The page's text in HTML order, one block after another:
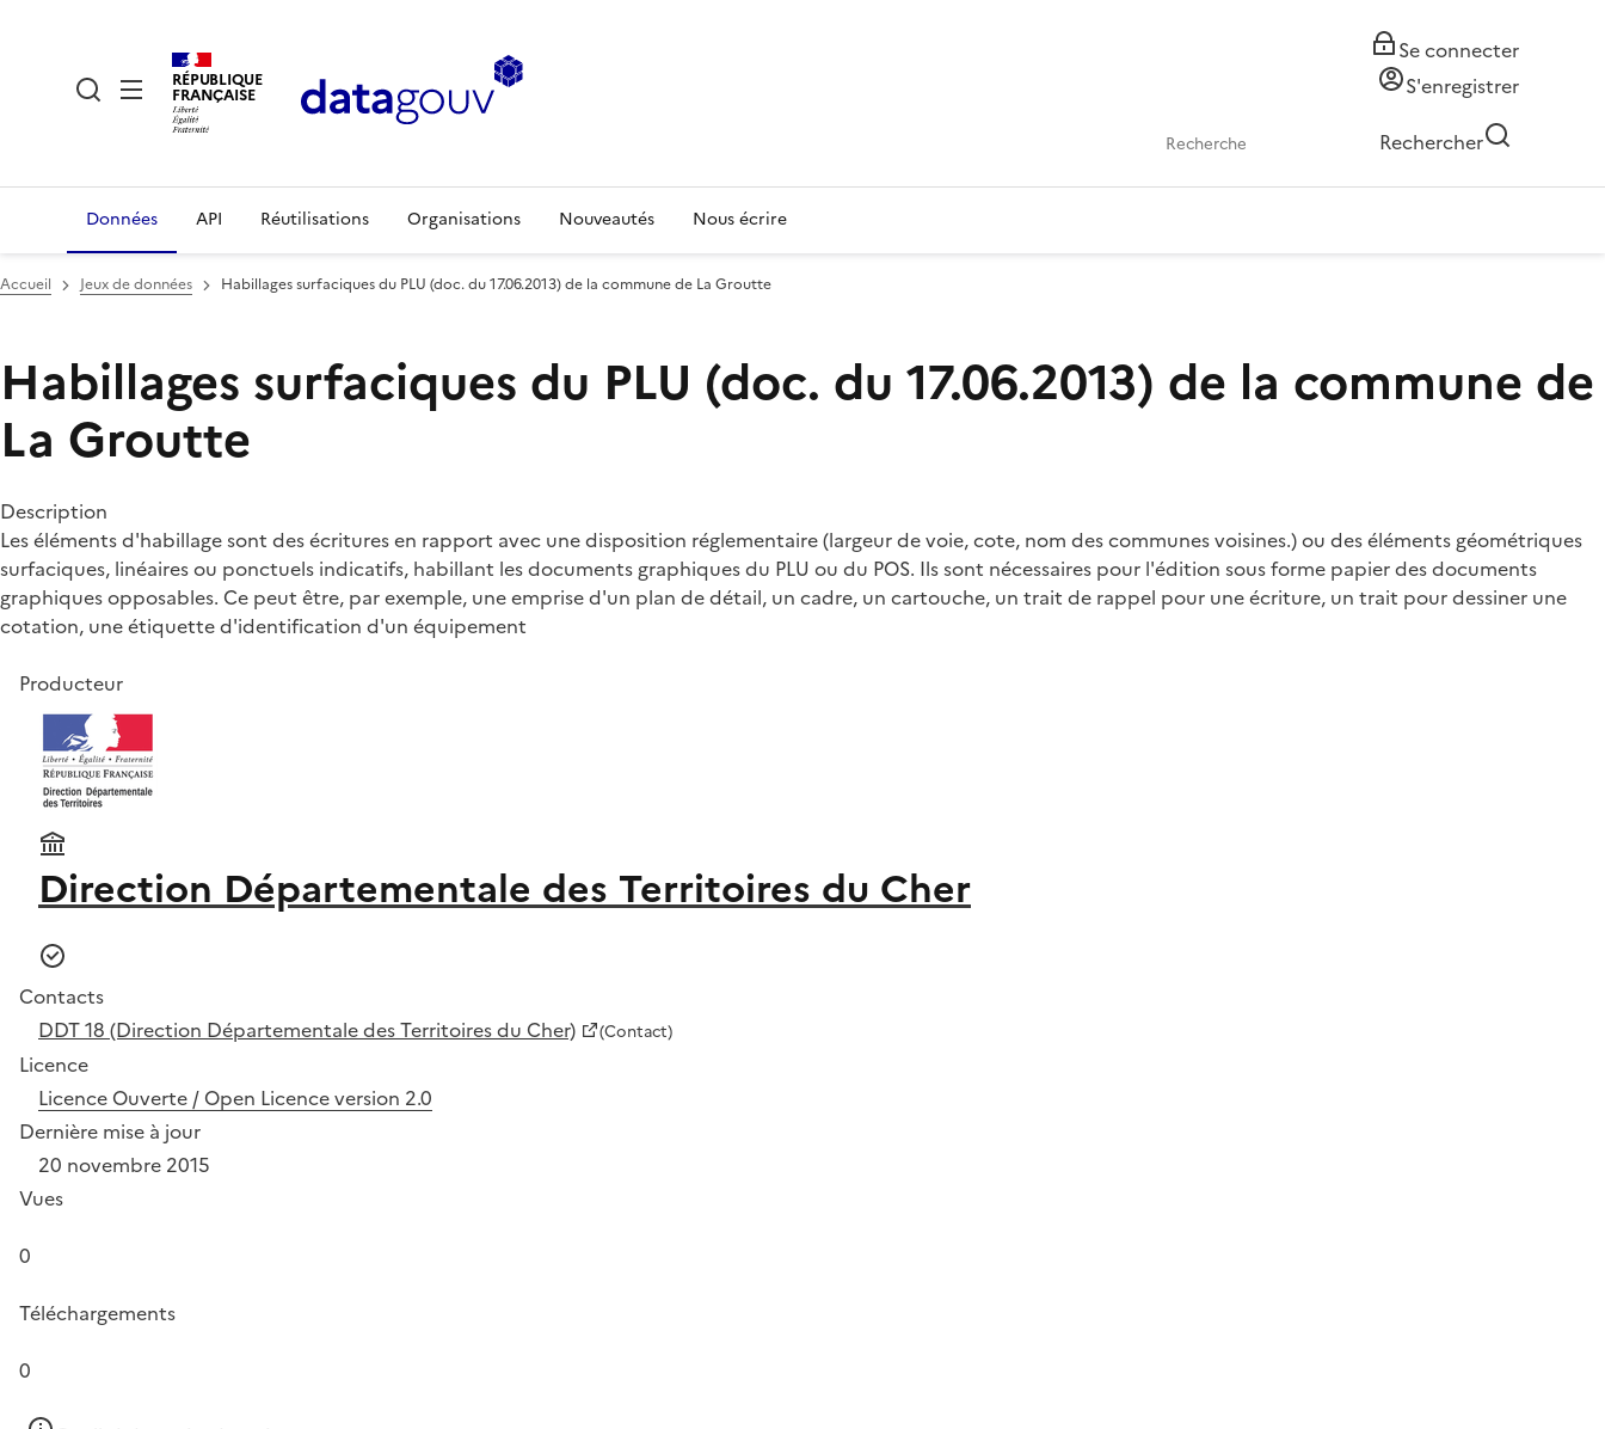
RÉPUBLIQUE
FRANÇAISE
Se connecter
S'enregistrer
Rechercher
Données API Réutilisations Organisations Nouveautés Nous écrire
Accueil Jeux de données Habillages surfaciques du PLU (doc. du 17.06.2013) de la commune de La Groutte
Habillages surfaciques du PLU (doc. du 17.06.2013) de la commune de
La Groutte
Description
Les éléments d'habillage sont des écritures en rapport avec une disposition réglementaire (largeur de voie, cote, nom des communes voisines.) ou des éléments géométriques
surfaciques, linéaires ou ponctuels indicatifs, habillant les documents graphiques du PLU ou du POS. Ils sont nécessaires pour l'édition sous forme papier des documents
graphiques opposables. Ce peut être, par exemple, une emprise d'un plan de détail, un cadre, un cartouche, un trait de rappel pour une écriture, un trait pour dessiner une
cotation, une étiquette d'identification d'un équipement
Producteur
Direction Départementale des Territoires du Cher
Contacts
DDT 18 (Direction Départementale des Territoires du Cher)
(Contact)
Licence
Licence Ouverte / Open Licence version 2.0
Dernière mise à jour
20 novembre 2015
Vues
0
Téléchargements
0